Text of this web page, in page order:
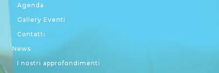
Agenda
Gallery Eventi
Contatti
News
I nostri approfondimenti